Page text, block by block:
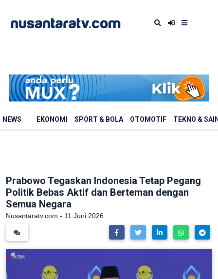
NEWS EKONOMI SPORT & BOLA OTOMOTIF TEKNO &
Prabowo Tegaskan Indonesia Tetap Pegang
Politik Bebas Aktif dan Berteman dengan
Semua Negara
Nusantaratv.com - 11 Juni 2026